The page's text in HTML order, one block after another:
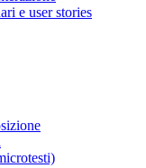
e user stories